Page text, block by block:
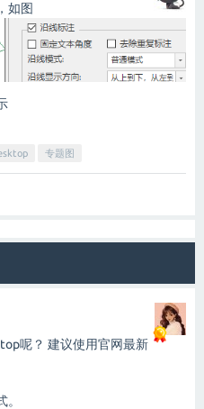
如图
专题图
呢？ 建议使用官网最新